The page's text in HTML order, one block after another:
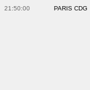
21:50:00 PARIS CDG